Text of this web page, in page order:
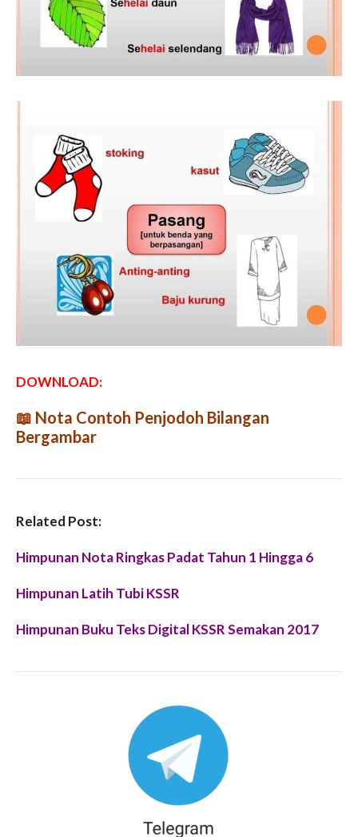
DOWNLOAD:
📖 Nota Contoh Penjodoh Bilangan
Bergambar
Related Post:
Himpunan Nota Ringkas Padat Tahun 1 Hingga 6
Himpunan Latih Tubi KSSR
Himpunan Buku Teks Digital KSSR Semakan 2017